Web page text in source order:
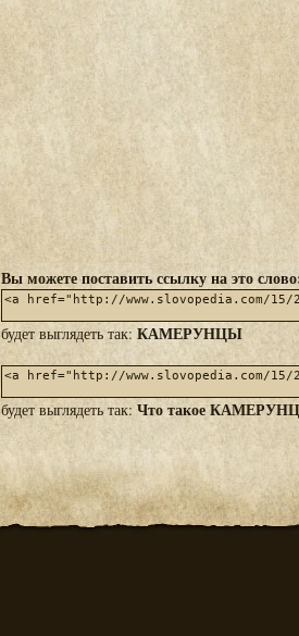
Вы можете поставить ссылку на это
будет выглядеть так: КАМЕРУНЦЫ
будет выглядеть так:Что такое